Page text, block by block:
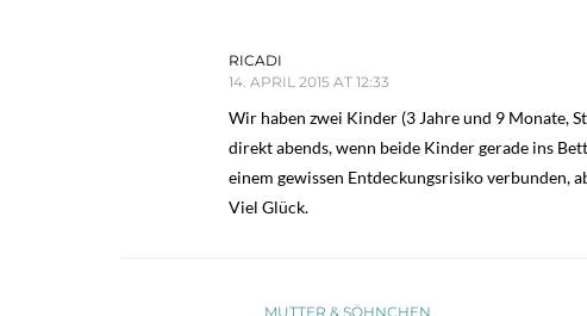
RICADI
14. APRIL 2015 AT 12:33
Wir haben zwei Kinder (3 Jahre und 9 Monate,
direkt abends, wenn beide Kinder gerade ins
einem gewissen Entdeckungsrisiko verbunden,
Viel Glück.
MUTTER & SÖHNCHEN